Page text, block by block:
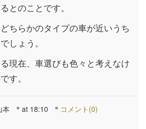
とのことです。
ちらかのタイプの車が近いうち
しょう。
現在、車選びも色々と考えなけ
す。
本 at 18:10 コメント(0)